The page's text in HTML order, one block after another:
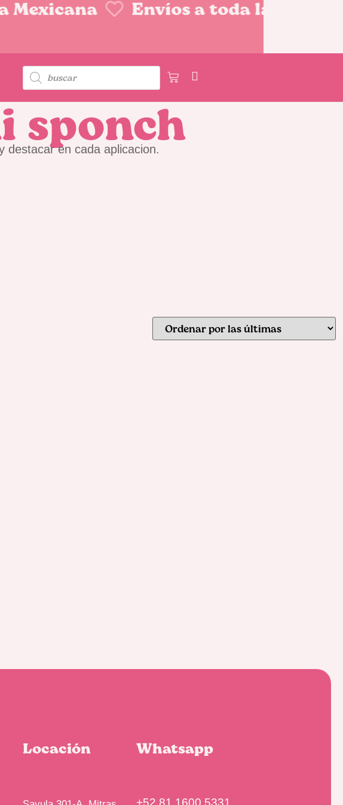
Envíos a toda la
sponch
destacar en cada aplicacion.
Locación Whatsapp
+52 81 1600 5331